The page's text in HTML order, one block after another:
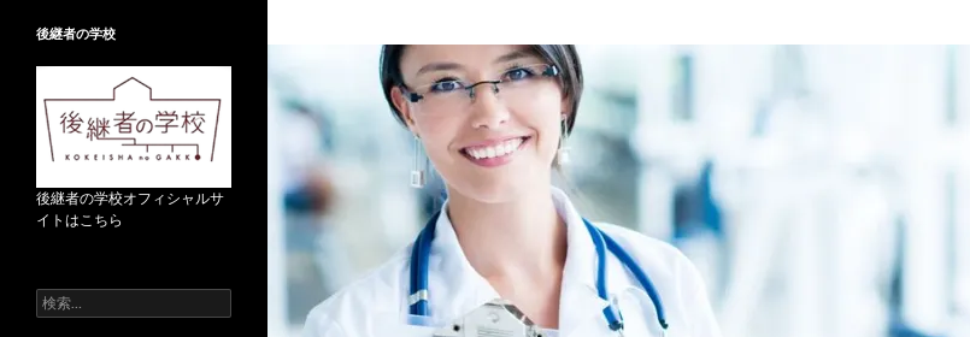
後継者の学校
後継者の学校オフィシャルサ
イトはこちら
検
索